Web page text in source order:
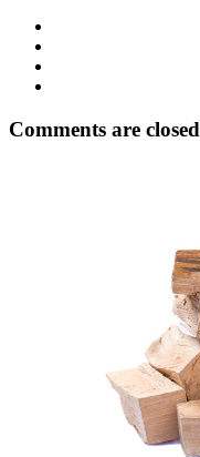
Comments are closed